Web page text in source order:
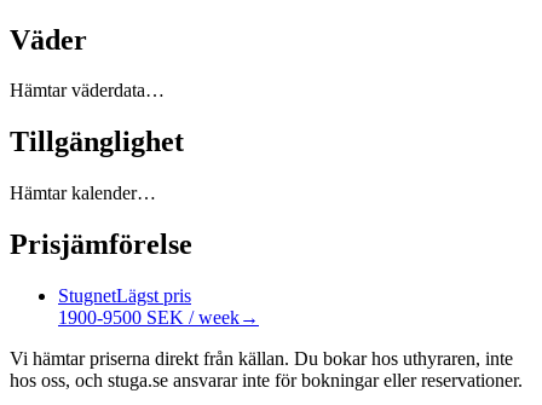
Väder
Hämtar väderdata…
Tillgänglighet
Hämtar kalender…
Prisjämförelse
StugnetLägst pris
1900-9500 SEK / week→
Vi hämtar priserna direkt från källan. Du bokar hos uthyraren, inte
hos oss, och stuga.se ansvarar inte för bokningar eller reservationer.